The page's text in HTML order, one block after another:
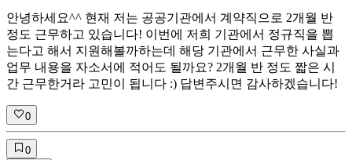
안녕하세요^^ 현재 저는 공공기관에서 계약직으로 2개월 반
정도 근무하고 있습니다! 이번에 저희 기관에서 정규직을 뽑
는다고 해서 지원해볼까하는데 해당 기관에서 근무한 사실과
업무 내용을 자소서에 적어도 될까요? 2개월 반 정도 짧은 시
간 근무한거라 고민이 됩니다 :) 답변주시면 감사하겠습니다!
0
0